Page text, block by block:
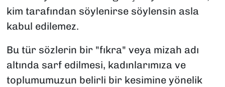
kim tarafından söylenirse söylensin asla
kabul edilemez.
Bu tür sözlerin bir "fıkra" veya mizah adı
altında sarf edilmesi, kadınlarımıza ve
toplumumuzun belirli bir kesimine yönelik